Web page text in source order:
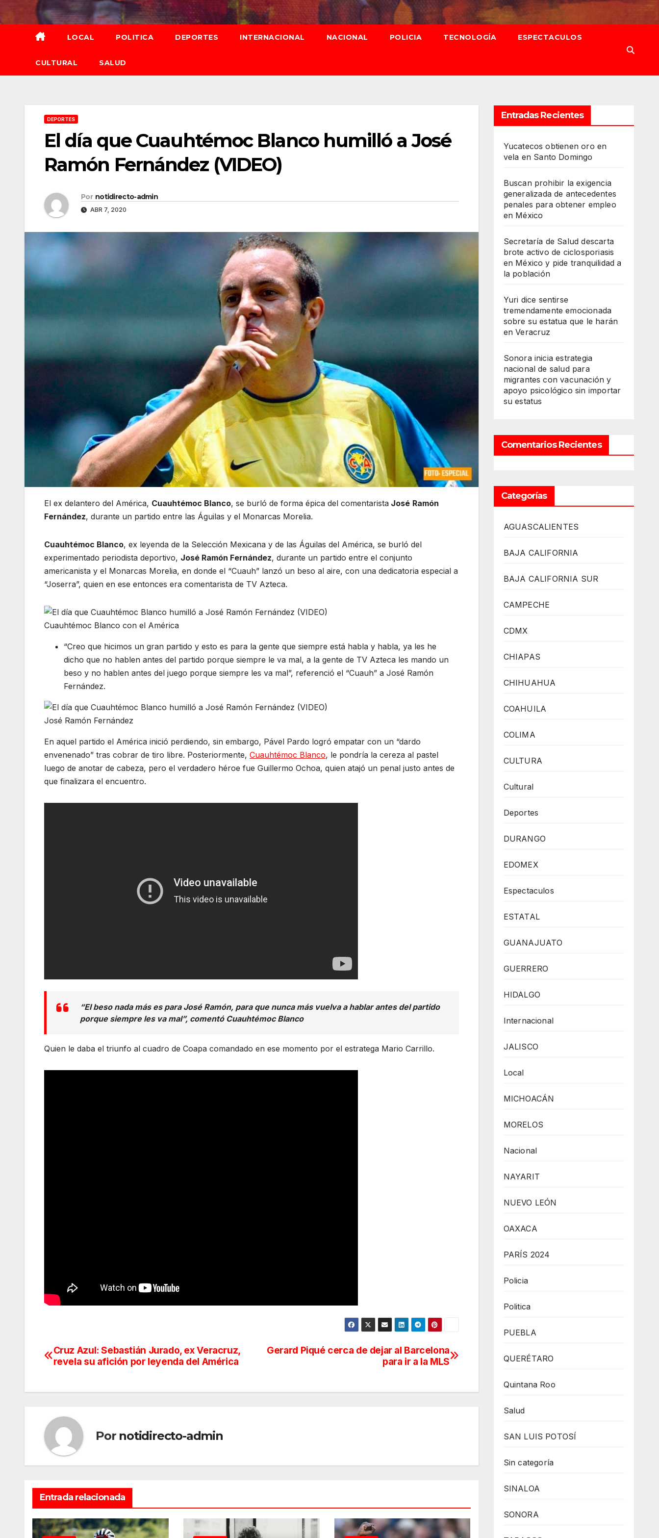
al
contenido
LOCAL POLITICA DEPORTES INTERNACIONAL NACIONAL POLICIA TECNOLOGÍA ESPECTACULOS
CULTURAL SALUD
DEPORTES
El día que Cuauhtémoc Blanco humilló a José
Ramón Fernández (VIDEO)
Por notidirecto-admin
ABR 7, 2020
El ex delantero del América, Cuauhtémoc Blanco, se burló de forma épica del comentarista José Ramón
Fernández, durante un partido entre las Águilas y el Monarcas Morelia.
Cuauhtémoc Blanco, ex leyenda de la Selección Mexicana y de las Águilas del América, se burló del
experimentado periodista deportivo, José Ramón Fernández, durante un partido entre el conjunto
americanista y el Monarcas Morelia, en donde el “Cuauh” lanzó un beso al aire, con una dedicatoria especial a
“Joserra”, quien en ese entonces era comentarista de TV Azteca.
Cuauhtémoc Blanco con el América
“Creo que hicimos un gran partido y esto es para la gente que siempre está habla y habla, ya les he
dicho que no hablen antes del partido porque siempre le va mal, a la gente de TV Azteca les mando un
beso y no hablen antes del juego porque siempre les va mal”, referenció el “Cuauh” a José Ramón
Fernández.
José Ramón Fernández
En aquel partido el América inició perdiendo, sin embargo, Pável Pardo logró empatar con un “dardo
envenenado” tras cobrar de tiro libre. Posteriormente, Cuauhtémoc Blanco, le pondría la cereza al pastel
luego de anotar de cabeza, pero el verdadero héroe fue Guillermo Ochoa, quien atajó un penal justo antes de
que finalizara el encuentro.
“El beso nada más es para José Ramón, para que nunca más vuelva a hablar antes del partido
porque siempre les va mal”, comentó Cuauhtémoc Blanco
Quien le daba el triunfo al cuadro de Coapa comandado en ese momento por el estratega Mario Carrillo.
Navegación
entradas
Gerard Piqué cerca de dejar al Barcelona
para ir a la MLS
Cruz Azul: Sebastián Jurado, ex Veracruz,
revela su afición por leyenda del América
Por notidirecto-admin
Entrada relacionada
Entradas Recientes
Yucatecos obtienen oro en
vela en Santo Domingo
Buscan prohibir la exigencia
generalizada de antecedentes
penales para obtener empleo
en México
Secretaría de Salud descarta
brote activo de ciclosporiasis
en México y pide tranquilidad a
la población
Yuri dice sentirse
tremendamente emocionada
sobre su estatua que le harán
en Veracruz
Sonora inicia estrategia
nacional de salud para
migrantes con vacunación y
apoyo psicológico sin importar
su estatus
Comentarios Recientes
Categorías
AGUASCALIENTES
BAJA CALIFORNIA
BAJA CALIFORNIA SUR
CAMPECHE
CDMX
CHIAPAS
CHIHUAHUA
COAHUILA
COLIMA
CULTURA
Cultural
Deportes
DURANGO
EDOMEX
Espectaculos
ESTATAL
GUANAJUATO
GUERRERO
HIDALGO
Internacional
JALISCO
Local
MICHOACÁN
MORELOS
Nacional
NAYARIT
NUEVO LEÓN
OAXACA
PARÍS 2024
Policia
Politica
PUEBLA
QUERÉTARO
Quintana Roo
Salud
SAN LUIS POTOSÍ
Sin categoría
SINALOA
SONORA